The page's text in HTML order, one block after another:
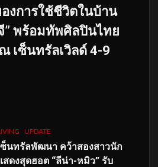
องการใช้ชีวิตในบ้าน
” พร้อมทัพศิลปินไทย
เซ็นทรัลเวิลด์ 4-9
UPDATE
ซ็นทรัลพัฒนา คว้าสองสาวนัก
สดงสุดฮอต “ลีน่า-หมิว” รับ